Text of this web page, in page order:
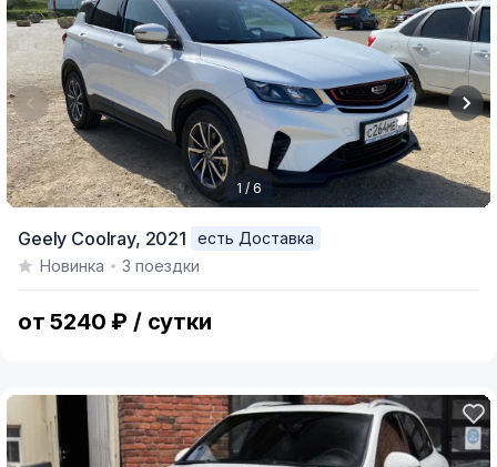
of
1 / 6
Geely Coolray, 2021
есть Доставка
Новинка
3 поездки
от 5240 ₽ / сутки